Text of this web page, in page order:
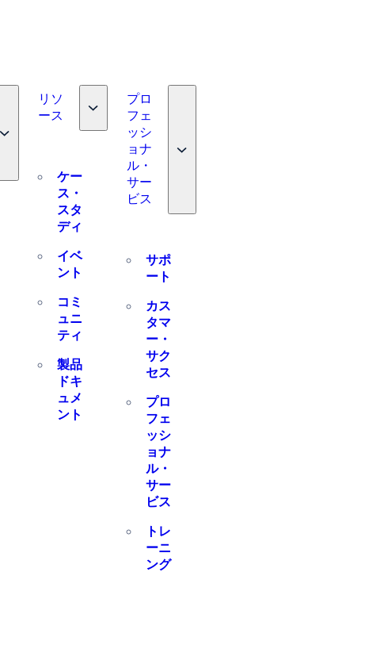
Toggle nav dropdown
リソ
ース
Toggle nav dropdown
ケー
ス・
スタ
ディ
イベ
ント
コミ
ュニ
ティ
製品
ドキ
ュメ
ント
プロ
フェ
ッシ
ョナ
ル・
サー
ビス
Toggle nav dropdown
サポ
ート
カス
タマ
ー・
サク
セス
プロ
フェ
ッシ
ョナ
ル・
サー
ビス
トレ
ーニ
ング